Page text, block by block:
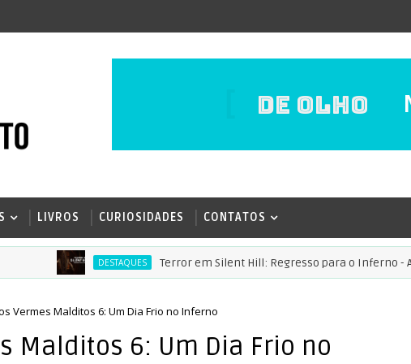
DE OLHO
LIVROS CURIOSIDADES CONTATOS
DESTAQUES Terror em Silent Hill: Regresso para o Inferno - Apenas
Vermes Malditos 6: Um Dia Frio no Inferno
Malditos 6: Um Dia Frio no